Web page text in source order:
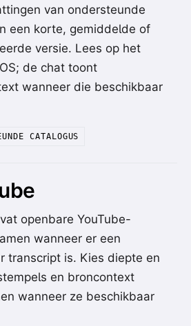
van ondersteunde
een korte, gemiddelde of
versie. Lees op het
de chat toont
wanneer die beschikbaar
CATALOGUS
openbare YouTube-
wanneer er een
transcript is. Kies diepte en
en broncontext
wanneer ze beschikbaar